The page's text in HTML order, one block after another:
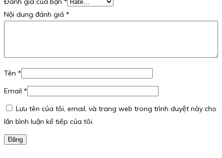
Nội dung đánh giá *
Tên *
Email *
Lưu tên của tôi, email, và trang web trong trình duyệt này cho
lần bình luận kế tiếp của tôi.
Đăng